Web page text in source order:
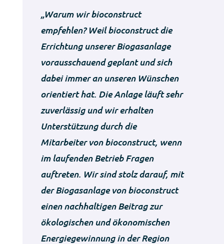
„Warum wir bioconstruct
empfehlen? Weil bioconstruct die
Errichtung unserer Biogasanlage
vorausschauend geplant und sich
dabei immer an unseren Wünschen
orientiert hat. Die Anlage läuft sehr
zuverlässig und wir erhalten
Unterstützung durch die
Mitarbeiter von bioconstruct, wenn
im laufenden Betrieb Fragen
auftreten. Wir sind stolz darauf, mit
der Biogasanlage von bioconstruct
einen nachhaltigen Beitrag zur
ökologischen und ökonomischen
Energiegewinnung in der Region